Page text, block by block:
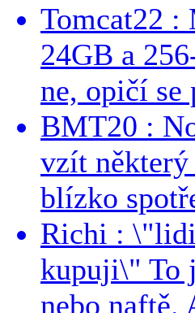
Tomcat22 :
24GB a
ne, opičí
BMT20 :
vzít některý
blízko
Richi : \"lidi
kupuji\" To
nebo naftě.